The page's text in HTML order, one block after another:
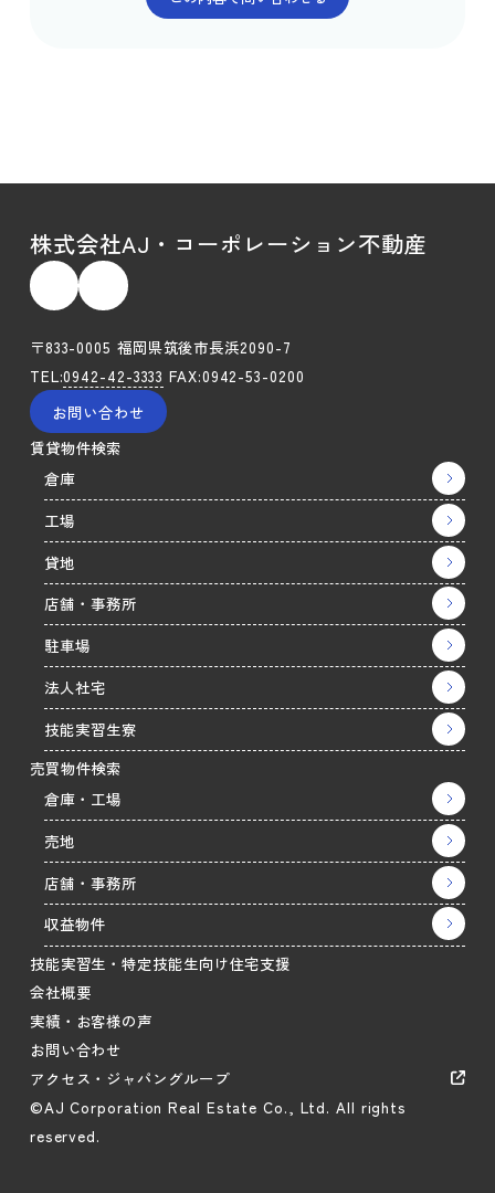
株式会社AJ・コーポレーション不動産
〒833-0005 福岡県筑後市長浜2090-7
TEL:0942-42-3333 FAX:0942-53-0200
お問い合わせ
賃貸物件検索
倉庫
工場
貸地
店舗・事務所
駐車場
法人社宅
技能実習生寮
売買物件検索
倉庫・工場
売地
店舗・事務所
収益物件
技能実習生・特定技能生向け住宅支援
会社概要
実績・お客様の声
お問い合わせ
アクセス・ジャパングループ
©AJ Corporation Real Estate Co., Ltd. All rights
reserved.